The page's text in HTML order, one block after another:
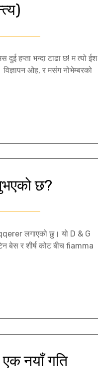
हप्ता भन्दा टाढा छ! म त्यो ईश
ओह, र मसंग नोभेम्बरको
छ?
लगाएको छु। यो D & G
बेस र शीर्ष कोट बीच fiamma
नयाँ गति